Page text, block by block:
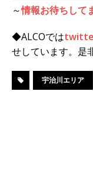
～情報お待ちして
◆ALCOでは
せしています。是
宇治川エリア